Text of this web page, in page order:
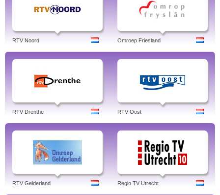
RTV Noord Omroep Friesland
RTV Drenthe RTV Oost
RTV Gelderland Regio TV Utrecht